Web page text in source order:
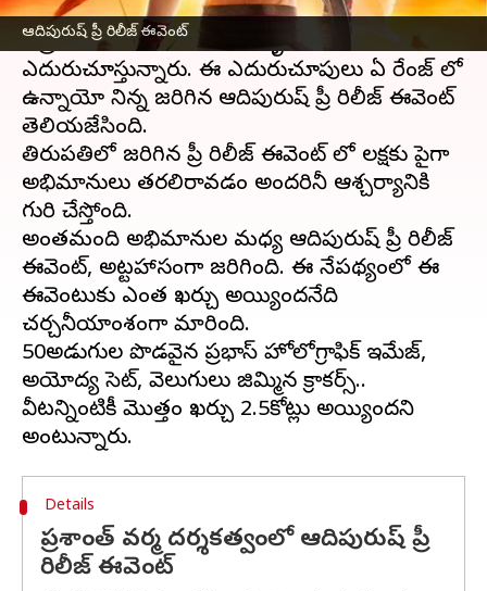
ఆదిపురుష్ ప్రీ రిలీజ్ ఈవెంట్
పాన్ ఇండియా స్టార్ప్రభాస్హీరోగా వస్తున్నఆదిపురుష్
చిత్రం కోసం అభిమానులు ఆతృతగా
ఎదురుచూస్తున్నారు. ఈ ఎదురుచూపులు ఏ రేంజ్ లో
ఉన్నాయో నిన్న జరిగిన ఆదిపురుష్ ప్రీ రిలీజ్ ఈవెంట్
తెలియజేసింది.
తిరుపతిలో జరిగిన ప్రీ రిలీజ్ ఈవెంట్ లో లక్షకు పైగా
అభిమానులు తరలిరావడం అందరినీ ఆశ్చర్యానికి
గురి చేస్తోంది.
అంతమంది అభిమానుల మధ్య ఆదిపురుష్ ప్రీ రిలీజ్
ఈవెంట్, అట్టహాసంగా జరిగింది. ఈ నేపథ్యంలో ఈ
ఈవెంటుకు ఎంత ఖర్చు అయ్యిందనేది
చర్చనీయాంశంగా మారింది.
50అడుగుల పొడవైన ప్రభాస్ హోలోగ్రాఫిక్ ఇమేజ్,
అయోద్య సెట్, వెలుగులు జిమ్మిన క్రాకర్స్..
వీటన్నింటికీ మొత్తం ఖర్చు 2.5కోట్లు అయ్యిందని
Details
ప్రశాంత్ వర్మ దర్శకత్వంలో ఆదిపురుష్ ప్రీ
రిలీజ్ ఈవెంట్